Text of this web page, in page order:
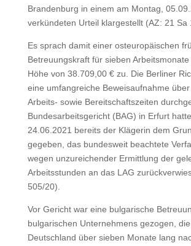
Brandenburg in einem am Montag,
verkündeten Urteil klargestellt (AZ: 21 Sa
Es sprach damit einer osteuropäischen
Betreuungskraft für sieben
Höhe von 38.709,00 € zu. Die Berliner
eine umfangreiche Beweisaufnahme
Arbeits- sowie Bereitschaftszeiten
Bundesarbeitsgericht (BAG) in Erfurt
24.06.2021 bereits der Klägerin dem
gegeben, das bundesweit beachtete
wegen unzureichender Ermittlung der
Arbeitsstunden an das LAG
505/20).
Vor Gericht war eine bulgarische
bulgarischen Unternehmens gezogen,
Deutschland über sieben Monate lang